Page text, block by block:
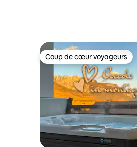
Coup de cœur voyageurs
Coup de cœur voyageurs